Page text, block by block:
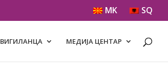
MK SQ
ВИГИЛАНЦА МЕДИЈА ЦЕНТАР